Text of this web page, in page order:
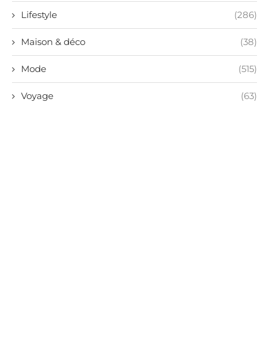
Lifestyle (286)
Maison & déco (38)
Mode (515)
Voyage (63)